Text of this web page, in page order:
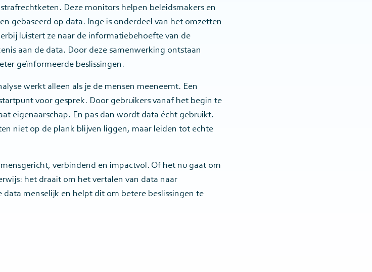
Deze monitors helpen beleidsmakers en
gebaseerd op data. Inge is onderdeel van het omzetten
luistert ze naar de informatiebehoefte van de
aan de data. Door deze samenwerking ontstaan
geïnformeerde beslissingen.
werkt alleen als je de mensen meeneemt. Een
voor gesprek. Door gebruikers vanaf het begin te
eigenaarschap. En pas dan wordt data écht gebruikt.
niet op de plank blijven liggen, maar leiden tot echte
verbindend en impactvol. Of het nu gaat om
het draait om het vertalen van data naar
menselijk en helpt dit om betere beslissingen te